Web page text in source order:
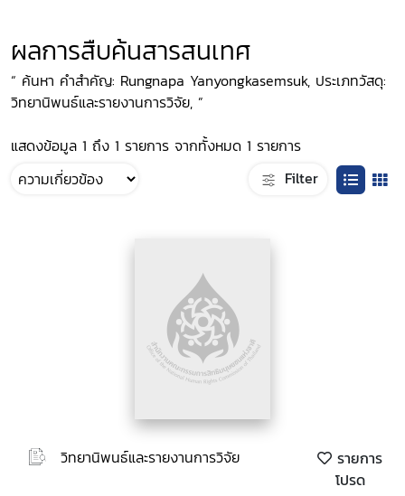
ผลการสืบค้นสารสนเทศ
“ ค้นหา คำสำคัญ: Rungnapa Yanyongkasemsuk, ประเภทวัสดุ:
วิทยานิพนธ์และรายงานการวิจัย, ”
แสดงข้อมูล 1 ถึง 1 รายการ จากทั้งหมด 1 รายการ
Filter
วิทยานิพนธ์และรายงานการวิจัย
รายการ
โปรด